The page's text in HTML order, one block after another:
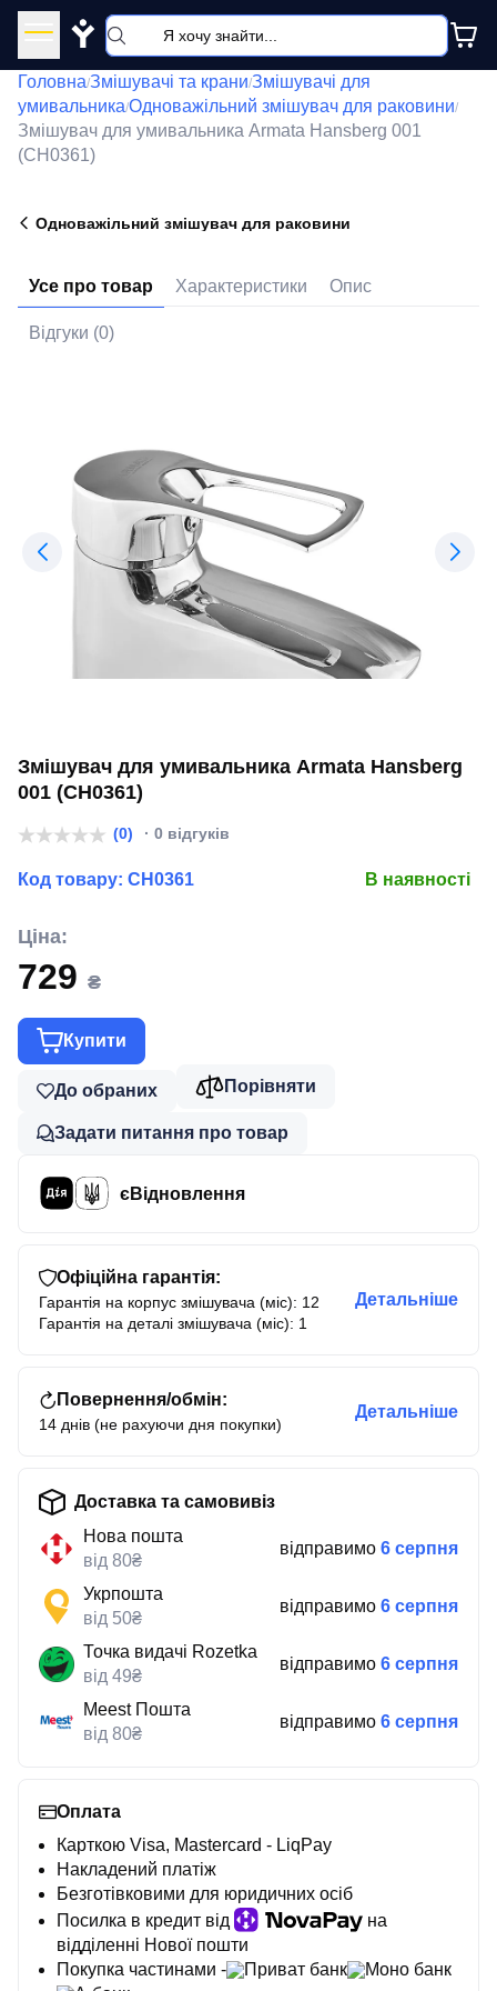
Y
Головна/Змішувачі та крани/Змішувачі для
умивальника/Одноважільний змішувач для раковини/
Змішувач для умивальника Armata Hansberg 001
(CH0361)
Одноважільний змішувач для раковини
Усе про товар Характеристики Опис
Відгуки (0)
Змішувач для умивальника Armata Hansberg
001 (CH0361)
(0) · 0 відгуків
Код товару: CH0361 В наявності
Ціна:
729 ₴
Купити
До обраних Порівняти
Задати питання про товар
єВідновлення
Офіційна гарантія:
Гарантія на корпус змішувача (міс): 12
Гарантія на деталі змішувача (міс): 1
Детальніше
Повернення/обмін:
14 днів (не рахуючи дня покупки)
Детальніше
Доставка та самовивіз
Нова пошта
від 80₴
відправимо 6 серпня
Укрпошта
від 50₴
відправимо 6 серпня
Точка видачі Rozetka
від 49₴
відправимо 6 серпня
Meest Пошта
від 80₴
відправимо 6 серпня
Оплата
Карткою Visa, Mastercard - LiqPay
Накладений платіж
Безготівковими для юридичних осіб
Посилка в кредит від
на
відділенні Нової пошти
Покупка частинами -
Приват банк
Моно банк